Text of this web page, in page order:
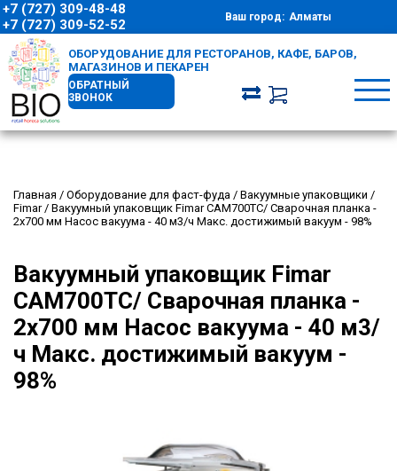
+7 (727) 309-48-48
+7 (727) 309-52-52
Ваш город: Алматы
ОБОРУДОВАНИЕ ДЛЯ РЕСТОРАНОВ, КАФЕ, БАРОВ,
МАГАЗИНОВ И ПЕКАРЕН
ОБРАТНЫЙ
ЗВОНОК
Главная / Оборудование для фаст-фуда / Вакуумные упаковщики /
Fimar / Вакуумный упаковщик Fimar CAM700TC/ Cварочная планка -
2х700 мм Насос вакуума - 40 м3/ч Макс. достижимый вакуум - 98%
Вакуумный упаковщик Fimar
CAM700TC/ Cварочная планка -
2х700 мм Насос вакуума - 40 м3/
ч Макс. достижимый вакуум -
98%